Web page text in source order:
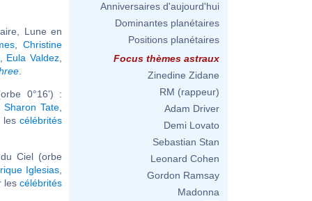
Lune en
,Christine
, Eula Valdez
0°16') :
Sharon Tate
lescélébrités
Ciel (orbe
Iglesias
lescélébrités
Anniversaires d'aujourd'hui
Dominantes planétaires
Positions planétaires
Focus thèmes astraux
Zinedine Zidane
RM (rappeur)
Adam Driver
Demi Lovato
Sebastian Stan
Leonard Cohen
Gordon Ramsay
Madonna